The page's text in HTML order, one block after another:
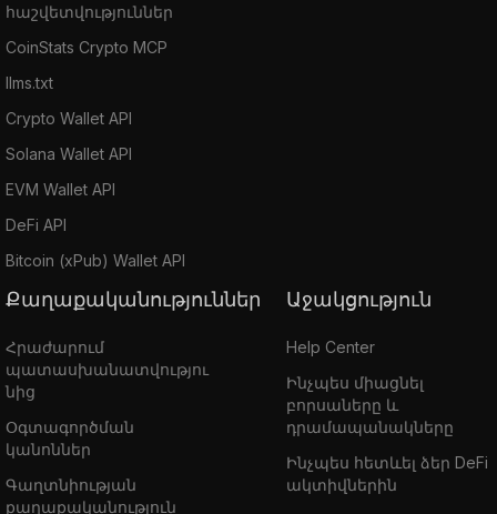
հաշվետվություններ
CoinStats Crypto MCP
llms.txt
Crypto Wallet API
Solana Wallet API
EVM Wallet API
DeFi API
Bitcoin (xPub) Wallet API
Քաղաքականություններ
Հրաժարում
պատասխանատվությու
նից
Օգտագործման
կանոններ
Գաղտնիության
քաղաքականություն
Աջակցություն
Help Center
Ինչպես միացնել
բորսաները և
դրամապանակները
Ինչպես հետևել ձեր DeFi
ակտիվներին